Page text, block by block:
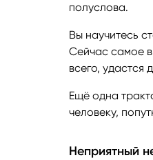
полуслова.
Вы научитесь
Сейчас самое
всего, удастся
Ещё одна
человеку,
Неприятный